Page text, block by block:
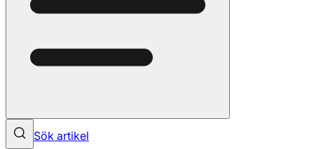
Sök artikel